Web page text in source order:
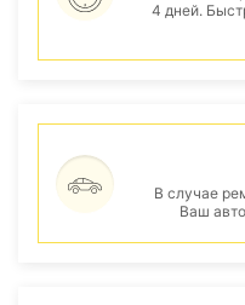
4 дней.
В случае
Ваш